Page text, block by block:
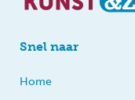
Snel naar
Home